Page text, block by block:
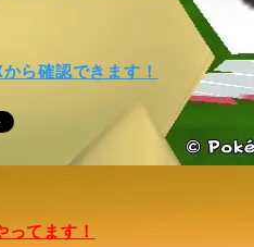
ら確認できます！
てます！